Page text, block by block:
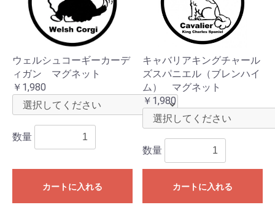
ウェルシュコーギーカーデ
ィガン マグネット
￥1,980
数量
カートに入れる
キャバリアキングチャール
ズスパニエル（ブレンハイ
ム） マグネット
￥1,980
数量
カートに入れる